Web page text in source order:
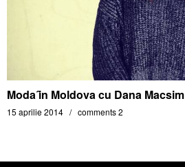
Moda ȋn Moldova cu Dana Macsim
15 aprilie 2014 comments 2